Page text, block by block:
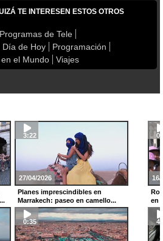
TE INTERESEN ESTOS OTROS
Programas de Tele
Día de Hoy
Programación
el Mundo
Viajes
27/04/2026
3:22
Planes imprescindibles en
Marrakech: paseo en camello...
0:35
16/
en